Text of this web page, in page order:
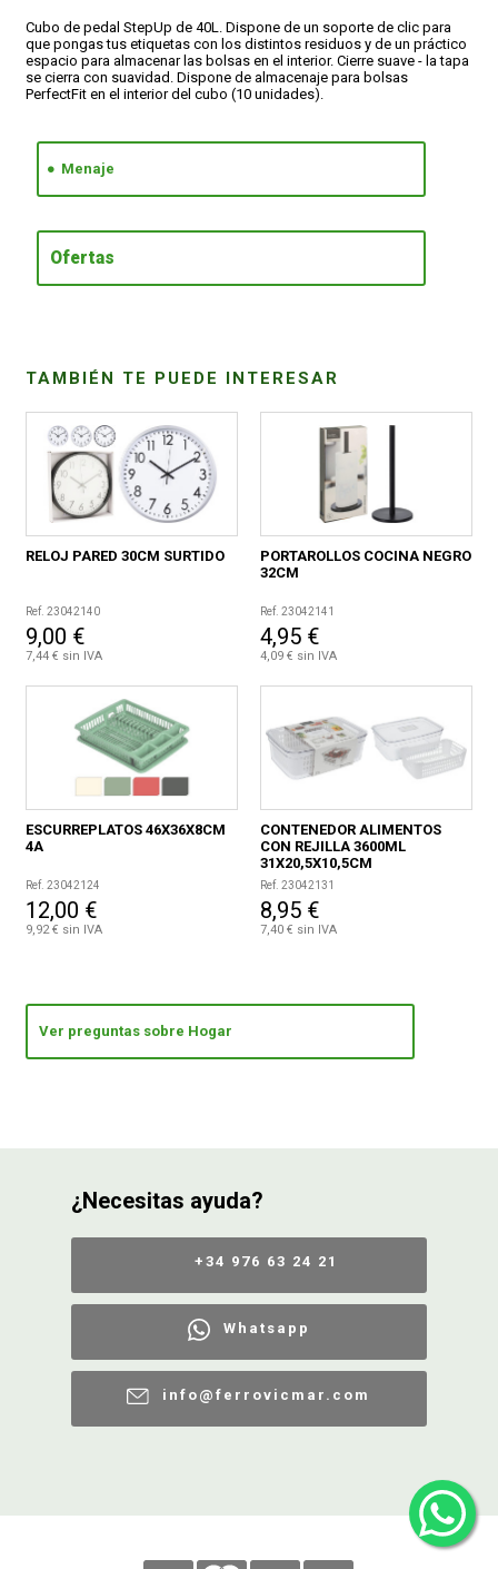
Cubo de pedal StepUp de 40L. Dispone de un soporte de clic para
que pongas tus etiquetas con los distintos residuos y de un práctico
espacio para almacenar las bolsas en el interior. Cierre suave - la tapa
se cierra con suavidad. Dispone de almacenaje para bolsas
PerfectFit en el interior del cubo (10 unidades).
Menaje
Ofertas
TAMBIÉN TE PUEDE INTERESAR
RELOJ PARED 30CM SURTIDO
Ref. 23042140
9,00 €
7,44 € sin IVA
PORTAROLLOS COCINA NEGRO
32CM
Ref. 23042141
4,95 €
4,09 € sin IVA
ESCURREPLATOS 46X36X8CM
4A
Ref. 23042124
12,00 €
9,92 € sin IVA
CONTENEDOR ALIMENTOS
CON REJILLA 3600ML
31X20,5X10,5CM
Ref. 23042131
8,95 €
7,40 € sin IVA
Ver preguntas sobre Hogar
¿Necesitas ayuda?
+34 976 63 24 21
Whatsapp
info@ferrovicmar.com
FORMAS DE PAGO